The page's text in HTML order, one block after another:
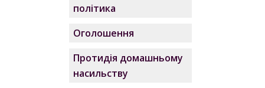
політика
Оголошення
Протидія домашньому
насильству